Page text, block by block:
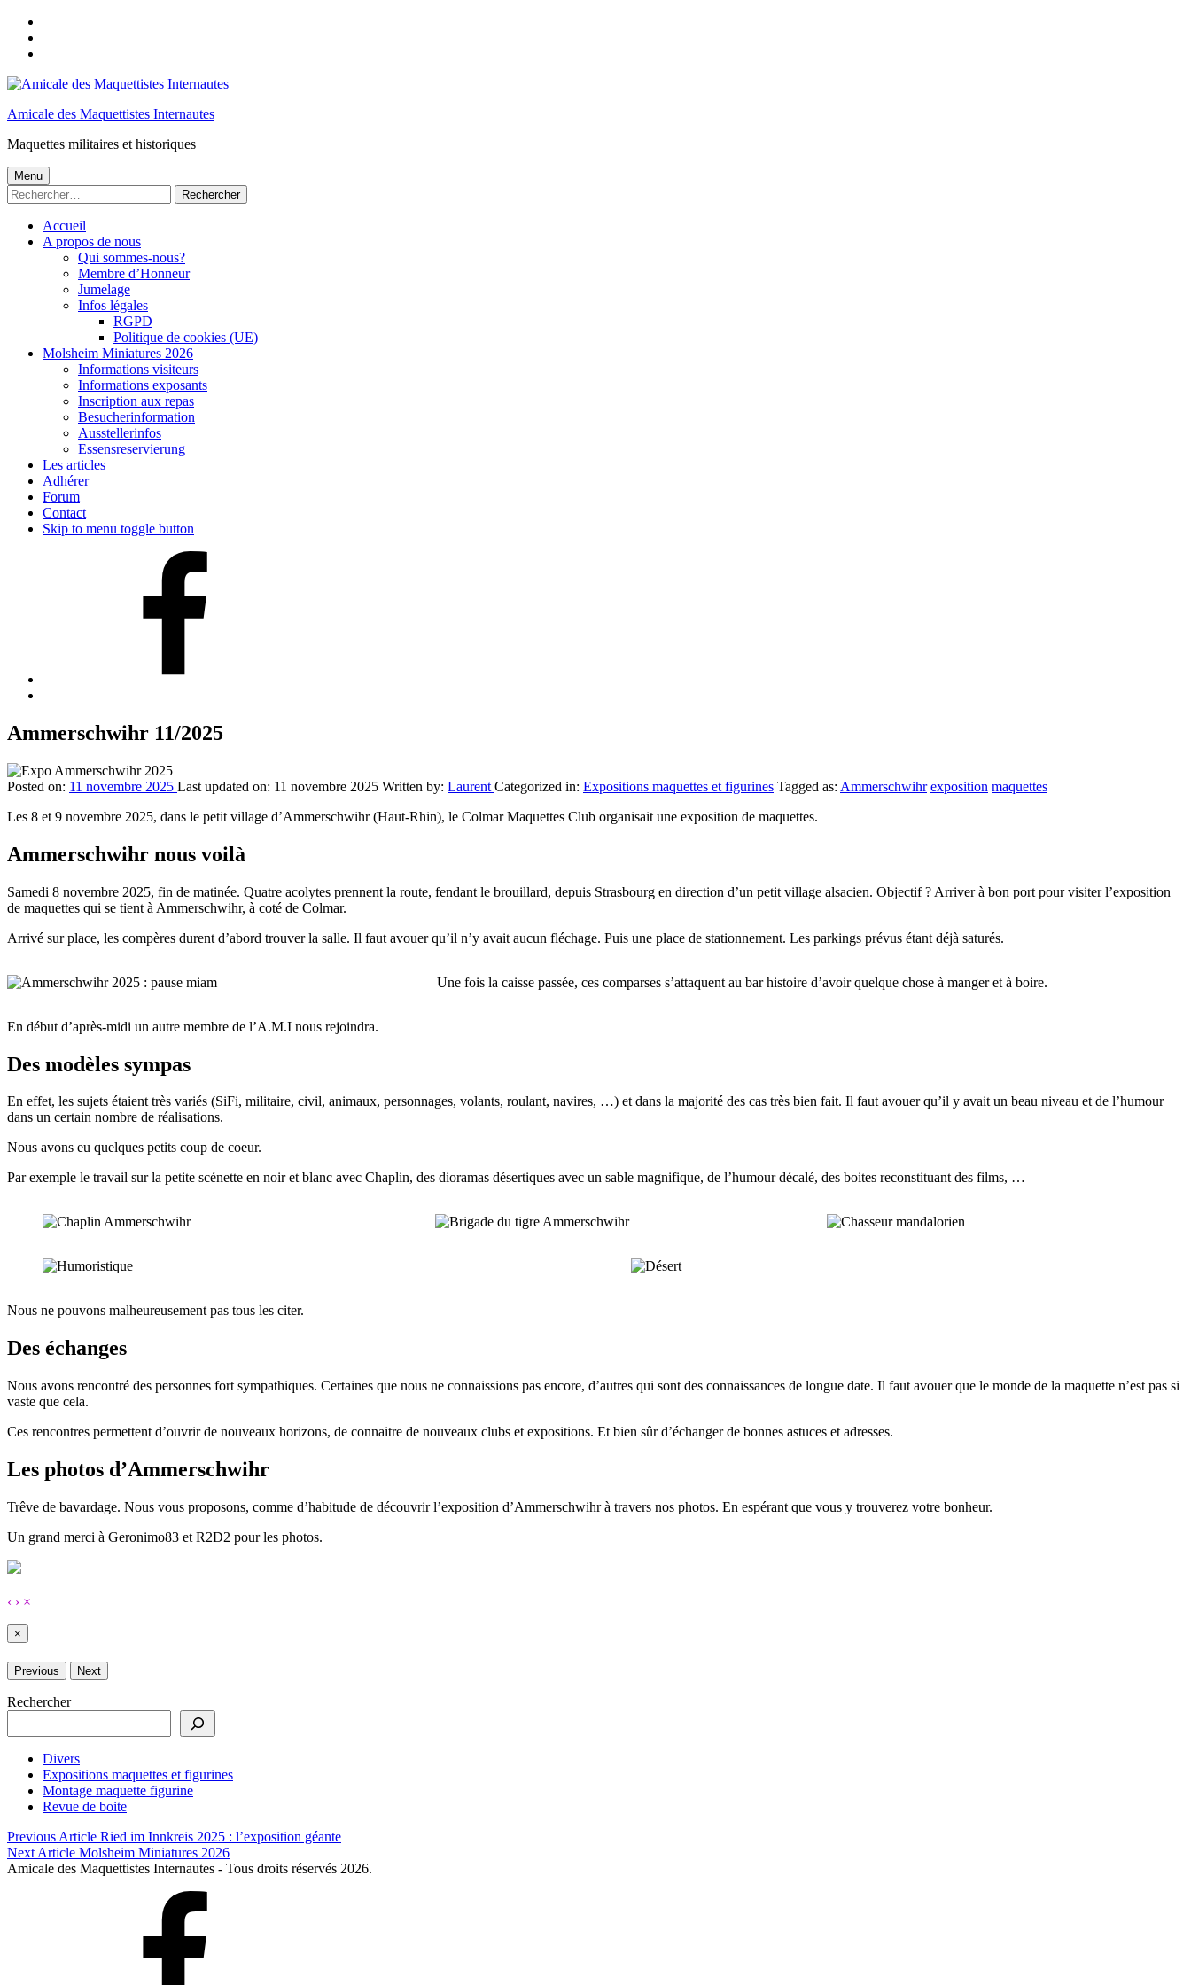
content
footer
Amicale des Maquettistes Internautes
Maquettes militaires et historiques
Menu
Rechercher :
Accueil
A propos de nous
Qui sommes-nous?
Membre d’Honneur
Jumelage
Infos légales
RGPD
Politique de cookies (UE)
Molsheim Miniatures 2026
Informations visiteurs
Informations exposants
Inscription aux repas
Besucherinformation
Ausstellerinfos
Essensreservierung
Les articles
Adhérer
Forum
Contact
Skip to menu toggle button
↑
Ammerschwihr 11/2025
Posted on: 11 novembre 2025 Last updated on: 11 novembre 2025 Written by: Laurent Categorized in: Expositions maquettes et figurines Tagged as: Ammerschwihr exposition maquettes
Les 8 et 9 novembre 2025, dans le petit village d’Ammerschwihr (Haut-Rhin), le Colmar Maquettes Club organisait une exposition de maquettes.
Ammerschwihr nous voilà
Samedi 8 novembre 2025, fin de matinée. Quatre acolytes prennent la route, fendant le brouillard, depuis Strasbourg en direction d’un petit village alsacien. Objectif ? Arriver à bon port pour visiter l’exposition
de maquettes qui se tient à Ammerschwihr, à coté de Colmar.
Arrivé sur place, les compères durent d’abord trouver la salle. Il faut avouer qu’il n’y avait aucun fléchage. Puis une place de stationnement. Les parkings prévus étant déjà saturés.
Une fois la caisse passée, ces comparses s’attaquent au bar histoire d’avoir quelque chose à manger et à boire.
En début d’après-midi un autre membre de l’A.M.I nous rejoindra.
Des modèles sympas
En effet, les sujets étaient très variés (SiFi, militaire, civil, animaux, personnages, volants, roulant, navires, …) et dans la majorité des cas très bien fait. Il faut avouer qu’il y avait un beau niveau et de l’humour
dans un certain nombre de réalisations.
Nous avons eu quelques petits coup de coeur.
Par exemple le travail sur la petite scénette en noir et blanc avec Chaplin, des dioramas désertiques avec un sable magnifique, de l’humour décalé, des boites reconstituant des films, …
Nous ne pouvons malheureusement pas tous les citer.
Des échanges
Nous avons rencontré des personnes fort sympathiques. Certaines que nous ne connaissions pas encore, d’autres qui sont des connaissances de longue date. Il faut avouer que le monde de la maquette n’est pas si
vaste que cela.
Ces rencontres permettent d’ouvrir de nouveaux horizons, de connaitre de nouveaux clubs et expositions. Et bien sûr d’échanger de bonnes astuces et adresses.
Les photos d’Ammerschwihr
Trêve de bavardage. Nous vous proposons, comme d’habitude de découvrir l’exposition d’Ammerschwihr à travers nos photos. En espérant que vous y trouverez votre bonheur.
Un grand merci à Geronimo83 et R2D2 pour les photos.
‹ › ×
×
Previous Next
Skip
to
navigation
Rechercher
Divers
Expositions maquettes et figurines
Montage maquette figurine
Revue de boite
Navigation
de
Previous Article Ried im Innkreis 2025 : l’exposition géante
Next Article Molsheim Miniatures 2026
Amicale des Maquettistes Internautes - Tous droits réservés 2026.